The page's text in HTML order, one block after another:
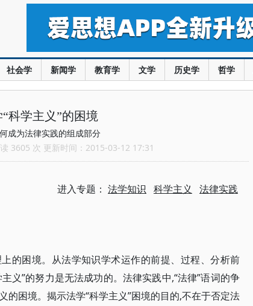
社会学 新闻学 教育学 文学 历史学 哲学
科学主义”的困境
成为法律实践的组成部分
3605 次 更新时间：2015-03-12 17:31
进入专题： 法学知识 科学主义 法律实践
的困境。从法学知识学术运作的前提、过程、分析前
义”的努力是无法成功的。法律实践中,“法律”语词的争
困境。揭示法学“科学主义”困境的目的,不在于否定法